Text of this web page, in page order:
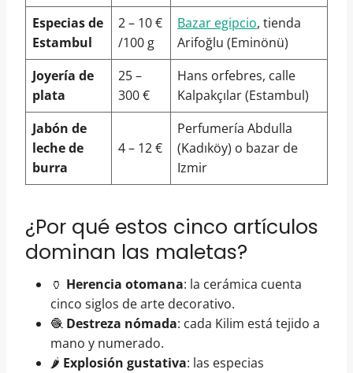
Especias de
Estambul
2 – 10 €
/100 g
Bazar egipcio, tienda
Arifoğlu (Eminönü)
Joyería de
plata
25 –
300 €
Hans orfebres, calle
Kalpakçılar (Estambul)
Jabón de
leche de
burra
4 – 12 €
Perfumería Abdulla
(Kadıköy) o bazar de
Izmir
¿Por qué estos cinco artículos
dominan las maletas?
🏺 Herencia otomana: la cerámica cuenta
cinco siglos de arte decorativo.
🧶 Destreza nómada: cada Kilim está tejido a
mano y numerado.
🌶️ Explosión gustativa: las especias